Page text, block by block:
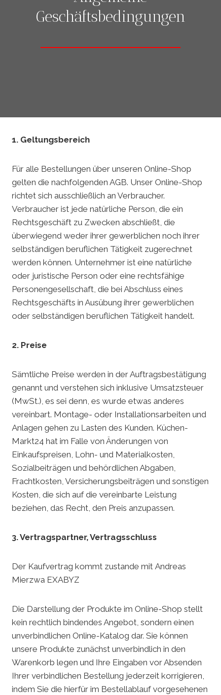
Geschäftsbedingungen
1. Geltungsbereich
Für alle Bestellungen über unseren Online-Shop
gelten die nachfolgenden AGB. Unser Online-Shop
richtet sich ausschließlich an Verbraucher.
Verbraucher ist jede natürliche Person, die ein
Rechtsgeschäft zu Zwecken abschließt, die
überwiegend weder ihrer gewerblichen noch ihrer
selbständigen beruflichen Tätigkeit zugerechnet
werden können. Unternehmer ist eine natürliche
oder juristische Person oder eine rechtsfähige
Personengesellschaft, die bei Abschluss eines
Rechtsgeschäfts in Ausübung ihrer gewerblichen
oder selbständigen beruflichen Tätigkeit handelt.
2. Preise
Sämtliche Preise werden in der Auftragsbestätigung
genannt und verstehen sich inklusive Umsatzsteuer
(MwSt.), es sei denn, es wurde etwas anderes
vereinbart. Montage- oder Installationsarbeiten und
Anlagen gehen zu Lasten des Kunden. Küchen-
Markt24 hat im Falle von Änderungen von
Einkaufspreisen, Lohn- und Materialkosten,
Sozialbeiträgen und behördlichen Abgaben,
Frachtkosten, Versicherungsbeiträgen und sonstigen
Kosten, die sich auf die vereinbarte Leistung
beziehen, das Recht, den Preis anzupassen.
3. Vertragspartner, Vertragsschluss
Der Kaufvertrag kommt zustande mit Andreas
Mierzwa EXABYZ
Die Darstellung der Produkte im Online-Shop stellt
kein rechtlich bindendes Angebot, sondern einen
unverbindlichen Online-Katalog dar. Sie können
unsere Produkte zunächst unverbindlich in den
Warenkorb legen und Ihre Eingaben vor Absenden
Ihrer verbindlichen Bestellung jederzeit korrigieren,
indem Sie die hierfür im Bestellablauf vorgesehenen